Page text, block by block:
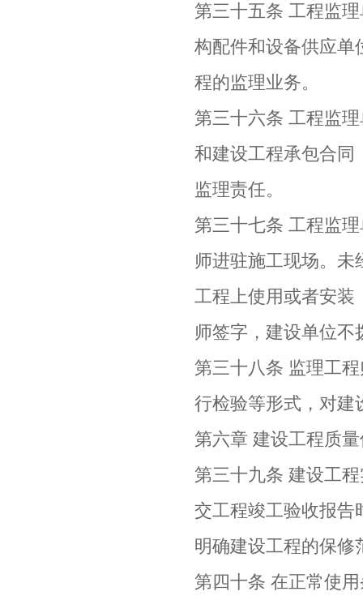
第三十五条 工程监
构配件和设备供应单
程的监理业务。
第三十六条 工程监
和建设工程承包合同
监理责任。
第三十七条 工程监
师进驻施工现场。
工程上使用或者安装
师签字，建设单位
第三十八条 监理工
行检验等形式，对建
第六章 建设工程质
第三十九条 建设工
交工程竣工验收报告
明确建设工程的保修
第四十条 在正常使